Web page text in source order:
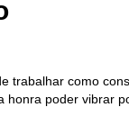
trabalhar como
honra poder vibrar